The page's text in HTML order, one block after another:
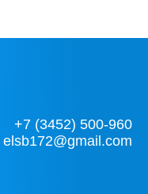
+7 (3452) 500-960
elsb172@gmail.com